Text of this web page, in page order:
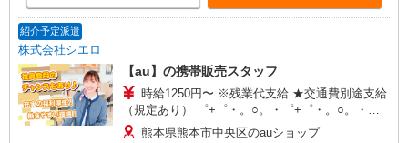
紹介予定派遣
株式会社シエロ
【au】の携帯販売スタッフ
時給1250円〜 ※残業代支給 ★交通費別途支給
（規定あり） ゜+゜・。○。・゜+゜・。○。・゜
+゜ 入社祝い金10万円支給(規定有) お友達を紹介
熊本県熊本市中央区のauショップ